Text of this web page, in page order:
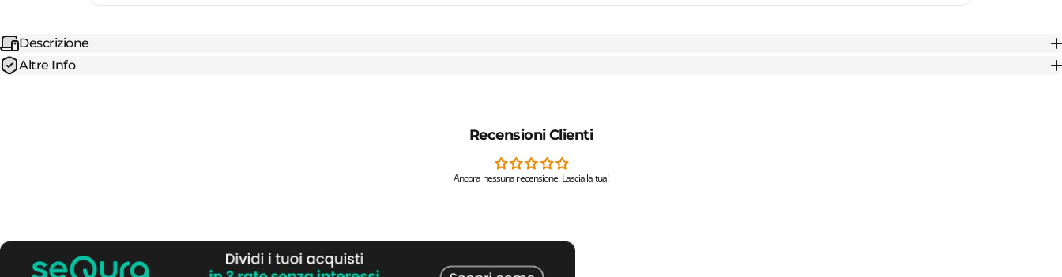
Descrizione
Altre Info
Recensioni Clienti
Ancora nessuna recensione. Lascia la tua!